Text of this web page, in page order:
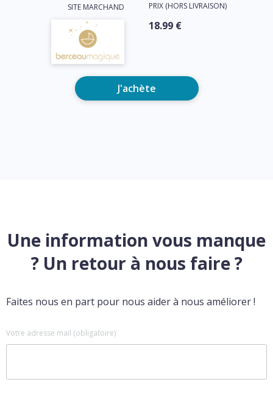
SITE MARCHAND PRIX (HORS LIVRAISON)
18.99 €
J'achète
Une information vous manque
? Un retour à nous faire ?
Faites nous en part pour nous aider à nous améliorer !
Votre adresse mail (obligatoire)